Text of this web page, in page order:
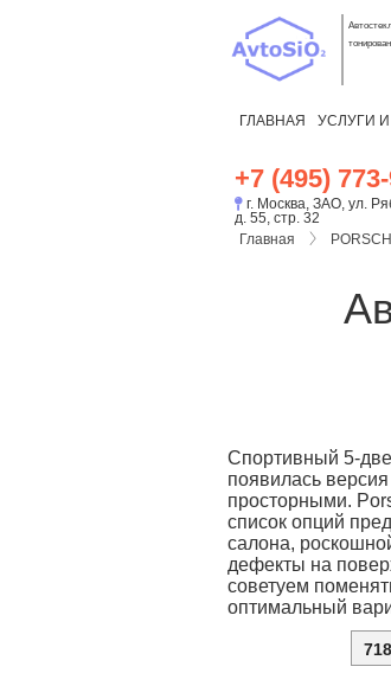
ГЛАВНАЯ УСЛУГИ
+7 (495)
г. Москва, ЗАО, ул.
д. 55, стр. 32
Главная
Спортивный 5-
появилась
просторными.
список опций
салона,
дефекты на
советуем
оптимальный